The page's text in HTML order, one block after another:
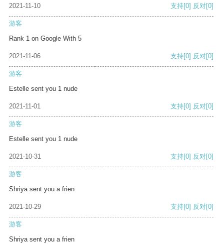
2021-11-10 支持[0] 反对[0]
游客
Rank 1 on Google With 5
2021-11-06 支持[0] 反对[0]
游客
Estelle sent you 1 nude
2021-11-01 支持[0] 反对[0]
游客
Estelle sent you 1 nude
2021-10-31 支持[0] 反对[0]
游客
Shriya sent you a frien
2021-10-29 支持[0] 反对[0]
游客
Shriya sent you a frien